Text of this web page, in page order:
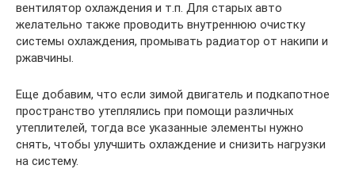
вентилятор охлаждения и т.п. Для старых авто
желательно также проводить внутреннюю очистку
системы охлаждения, промывать радиатор от накипи и
ржавчины.
Еще добавим, что если зимой двигатель и подкапотное
пространство утеплялись при помощи различных
утеплителей, тогда все указанные элементы нужно
снять, чтобы улучшить охлаждение и снизить нагрузки
на систему.